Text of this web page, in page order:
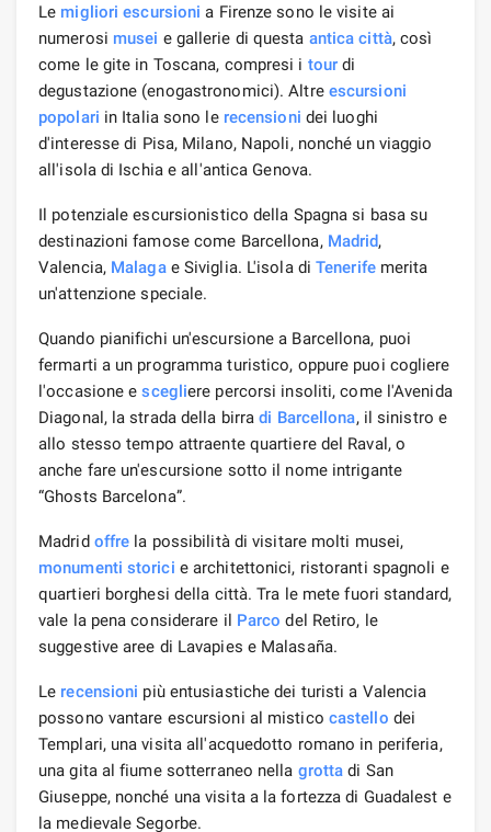
Le migliori escursioni a Firenze sono le visite ai
numerosi musei e gallerie di questa antica città, così
come le gite in Toscana, compresi i tour di
degustazione (enogastronomici). Altre escursioni
popolari in Italia sono le recensioni dei luoghi
d'interesse di Pisa, Milano, Napoli, nonché un viaggio
all'isola di Ischia e all'antica Genova.
Il potenziale escursionistico della Spagna si basa su
destinazioni famose come Barcellona, ​​​​ Madrid,
Valencia, Malagae Siviglia. L'isola diTenerifemerita
un'attenzione speciale.
Quando pianifichi un'escursione a Barcellona, ​​​​puoi
fermarti a un programma turistico, oppure puoi cogliere
l'occasione escegliere percorsi insoliti, come l'Avenida
Diagonal, la strada della birradi Barcellona, ​​il sinistro e
allo stesso tempo attraente quartiere del Raval, o
anche fare un'escursione sotto il nome intrigante
“Ghosts Barcelona”.
Madrid offre la possibilità di visitare molti musei,
monumenti storici e architettonici, ristoranti spagnoli e
quartieri borghesi della città. Tra le mete fuori standard,
vale la pena considerare il Parco del Retiro, le
suggestive aree di Lavapies e Malasaña.
Le recensioni più entusiastiche dei turisti a Valencia
possono vantare escursioni al mistico castello dei
Templari, una visita all'acquedotto romano in periferia,
una gita al fiume sotterraneo nella grotta di San
Giuseppe, nonché una visita a la fortezza di Guadalest e
la medievale Segorbe.